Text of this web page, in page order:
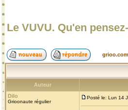
Le VUVU. Qu'en
Auteur
Dilo
Grioonaute régulier
Posté le: Lun 14